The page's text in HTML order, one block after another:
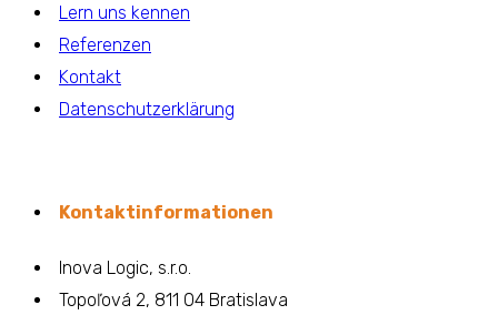
Lern uns kennen
Referenzen
Kontakt
Datenschutzerklärung
Kontaktinformationen
Inova Logic, s.r.o.
Topoľová 2, 811 04 Bratislava